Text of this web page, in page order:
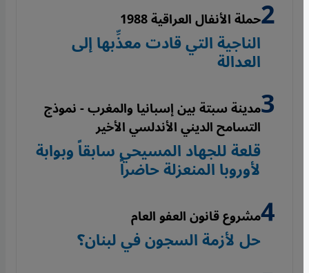
حملة الأنفال العراقية 1988
الناجية التي قادت معذِّبها إلى
العدالة
مدينة سبتة بين إسبانيا والمغرب - نموذج
التسامح الديني الأندلسي الأخير
قلعة للجهاد المسيحي سابقاً وبوابة
لأوروبا المنعزلة حاضراً
مشروع قانون العفو العام
حل لأزمة السجون في لبنان؟